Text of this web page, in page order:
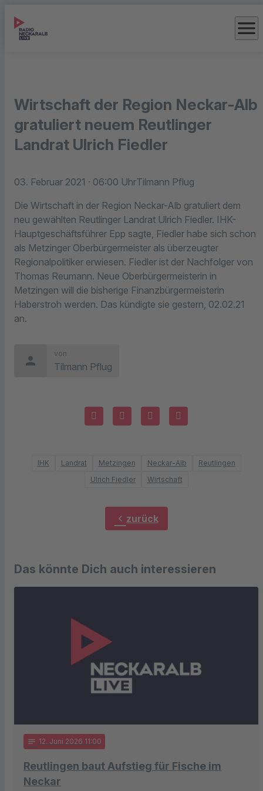
menu
Wirtschaft der Region Neckar-Alb
gratuliert neuem Reutlinger
Landrat Ulrich Fiedler
03. Februar 2021 · 06:00 UhrTilmann Pflug
Die Wirtschaft in der Region Neckar-Alb gratuliert dem
neu gewählten Reutlinger Landrat Ulrich Fiedler. IHK-
Hauptgeschäftsführer Epp sagte, Fiedler habe sich schon
als Metzinger Oberbürgermeister als überzeugter
Regionalpolitiker erwiesen. Fiedler ist der Nachfolger von
Thomas Reumann. Neue Oberbürgermeisterin in
Metzingen will die bisherige Finanzbürgermeisterin
Haberstroh werden. Das kündigte sie gestern, 02.02.21
an.
person
von
Tilmann Pflug
IHK Landrat Metzingen Neckar-Alb
Reutlingen
Ulrich Fiedler
Wirtschaft
chevron_left zurück
Das könnte Dich auch interessieren
notes 12. Juni 2026 11:00
Reutlingen baut Aufstieg für Fische im
Neckar